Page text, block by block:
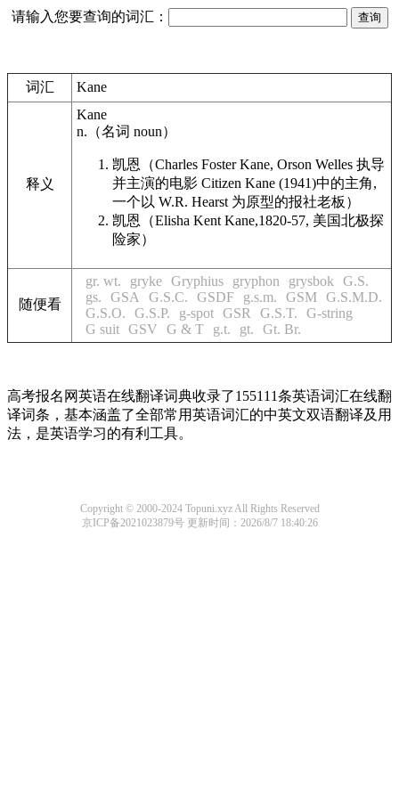
请输入您要查询的词汇：
词汇 Kane
释义
Kane
n. （名词 noun）
凯恩（Charles FosterKane, Orson Welles 执导
并主演的电影 Citizen Kane (1941)中的主角,
一个以 W.R. Hearst 为原型的报社老板）
凯恩（Elisha Kent Kane,1820-57, 美国北极探
险家）
随便看
gr. wt. gryke Gryphius gryphon grysbok
G.S.
gs.
GSA G.S.C. GSDF g.s.m. GSM G.S.M.D.
G.S.O.
G.S.P. g-spot GSR G.S.T.
G-string
G suit GSV G & T g.t. gt. Gt. Br.
高考报名网英语在线翻译词典收录了155111条英语词汇在线翻
译词条，基本涵盖了全部常用英语词汇的中英文双语翻译及用
法，是英语学习的有利工具。
Copyright © 2000-2024 Topuni.xyz All Rights Reserved
京ICP备2021023879号更新时间：2026/8/7 18:40:26